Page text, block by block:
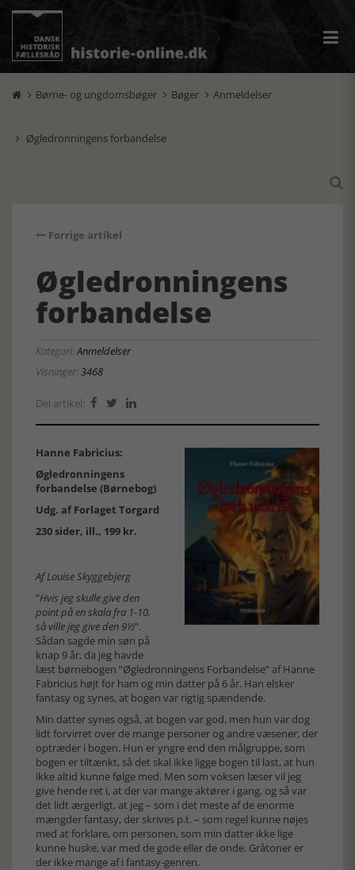
 Børne- og ungdomsbøger  Bøger  Anmeldelser
 Øgledronningens forbandelse

Forrige artikel
Øgledronningens
forbandelse
Kategori:Anmeldelser
Visninger:3468
Del artikel:   
Hanne Fabricius:
Øgledronningens
forbandelse (Børnebog)
Udg. af Forlaget Torgard
230 sider, ill., 199 kr.
Af Louise Skyggebjerg
”Hvis jeg skulle give den
point på en skala fra 1-10,
så ville jeg give den 9½”.
Sådan sagde min søn på
knap 9 år, da jeg havde
læst børnebogen ”Øgledronningens Forbandelse” af Hanne
Fabricius højt for ham og min datter på 6 år. Han elsker
fantasy og synes, at bogen var rigtig spændende.
Min datter synes også, at bogen var god, men hun var dog
lidt forvirret over de mange personer og andre væsener, der
optræder i bogen. Hun er yngre end den målgruppe, som
bogen er tiltænkt, så det skal ikke ligge bogen til last, at hun
ikke altid kunne følge med. Men som voksen læser vil jeg
give hende ret i, at der var mange aktører i gang, og så var
det lidt ærgerligt, at jeg – som i det meste af de enorme
mængder fantasy, der skrives p.t. – som regel kunne nøjes
med at forklare, om personen, som min datter ikke lige
kunne huske, var med de gode eller de onde. Gråtoner er
der ikke mange af i fantasy-genren.